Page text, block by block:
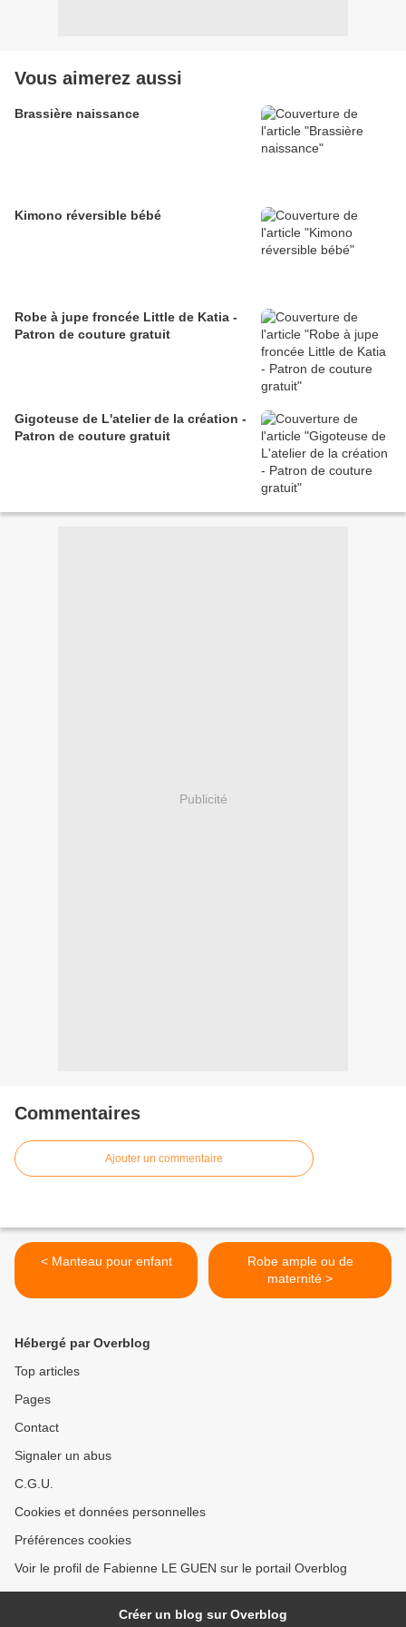
Vous aimerez aussi
Brassière naissance
Kimono réversible bébé
Robe à jupe froncée Little de Katia -
Patron de couture gratuit
Gigoteuse de L'atelier de la création -
Patron de couture gratuit
Publicité
Commentaires
Ajouter un commentaire
< Manteau pour enfant
Robe ample ou de
maternité >
Hébergé par Overblog
Top articles
Pages
Contact
Signaler un abus
C.G.U.
Cookies et données personnelles
Préférences cookies
Voir le profil de Fabienne LE GUEN sur le portail Overblog
Créer un blog sur Overblog